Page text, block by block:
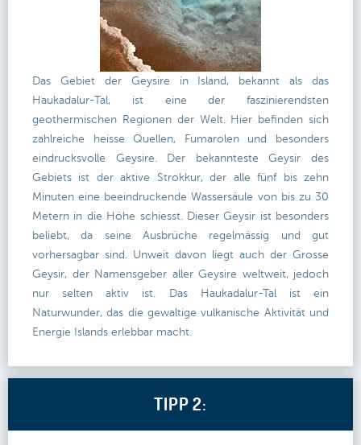
Das Gebiet der Geysire in Island, bekannt als das
Haukadalur-Tal, ist eine der faszinierendsten
geothermischen Regionen der Welt. Hier befinden sich
zahlreiche heisse Quellen, Fumarolen und besonders
eindrucksvolle Geysire. Der bekannteste Geysir des
Gebiets ist der aktive Strokkur, der alle fünf bis zehn
Minuten eine beeindruckende Wassersäule von bis zu 30
Metern in die Höhe schiesst. Dieser Geysir ist besonders
beliebt, da seine Ausbrüche regelmässig und gut
vorhersagbar sind. Unweit davon liegt auch der Grosse
Geysir, der Namensgeber aller Geysire weltweit, jedoch
nur selten aktiv ist. Das Haukadalur-Tal ist ein
Naturwunder, das die gewaltige vulkanische Aktivität und
Energie Islands erlebbar macht.
TIPP 2: